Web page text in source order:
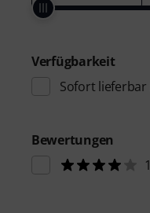
Verfügbarkeit
Sofort lieferbar
Bewertungen
1